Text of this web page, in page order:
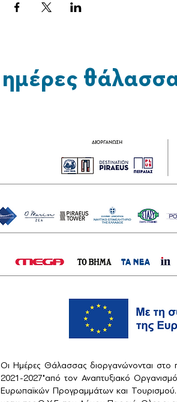
ημέρες
Οι Ημέρες Θάλασσας διοργανώνονται στο
2021-2027"από τον Αναπτυξιακό
Ευρωπαϊκών Προγραμμάτων και